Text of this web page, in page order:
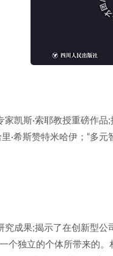
凯斯·索耶教授重磅作品
·希斯赞特米哈伊；“多
究成果;揭示了在创新型
个独立的个体所带来的